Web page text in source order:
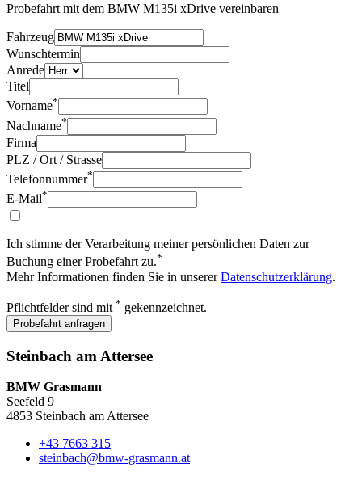
Probefahrt mit dem BMW M135i xDrive vereinbaren
Fahrzeug
Wunschtermin
Anrede
Titel
Vorname*
Nachname*
Firma
PLZ / Ort / Strasse
Telefonnummer*
E-Mail*
Ich stimme der Verarbeitung meiner persönlichen Daten zur
Buchung einer Probefahrt zu.*
Mehr Informationen finden Sie in unsererDatenschutzerklärung.
Pflichtfelder sind mit * gekennzeichnet.
Probefahrt anfragen
Steinbach am Attersee
BMW Grasmann
Seefeld 9
4853 Steinbach am Attersee
+43 7663 315
steinbach@bmw-grasmann.at